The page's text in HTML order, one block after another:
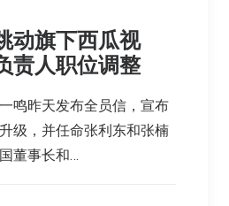
动旗下西瓜视
责人职位调整
鸣昨天发布全员信，宣布
级，并任命张利东和张楠
董事长和…